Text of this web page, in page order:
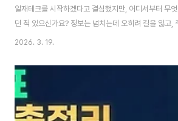
일재테크를 시작하겠다고 결심했지만, 어디서부터 무
던 적 있으신가요? 정보는 넘치는데 오히려 길을 잃고,
손실을 경험하게 됩니다. 따라서 무엇을 해야 하는지보
크가 실제 경험을 바탕으로 초보 투자자가 저지르는 핵
적인 해결책을 꼼꼼히 정리해 드립니다.왜 재테크 초보
까요?재테크는 정보 부족, 조급함, 감정적 판단이라는
작동하는 분야입니다. 정보가 부족하기 때문에 잘못된
2026. 3. 19.